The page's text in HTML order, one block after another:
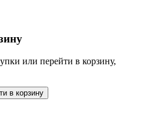
или перейти в корзину,
в корзину